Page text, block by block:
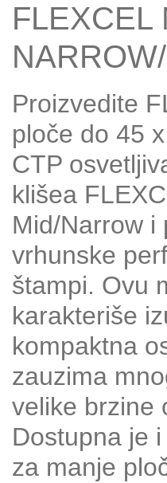
FLEXCEL
Proizvedite
ploče do 45
CTP
klišea
Mid/Narrow i
vrhunske
štampi. Ovu
karakteriše
kompaktna
zauzima
velike brzine
Dostupna je
za manje